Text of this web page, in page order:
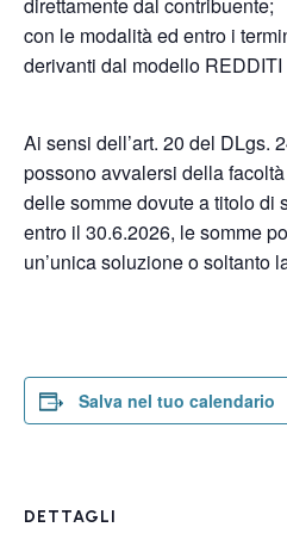
con le modalità ed entro i
derivanti dal modello REDDITI
Ai sensi dell’art. 20 del DLgs.
possono avvalersi della
delle somme dovute a titolo di
entro il 30.6.2026, le somme
un’unica soluzione o soltanto
Salva nel tuo calendario
DETTAGLI